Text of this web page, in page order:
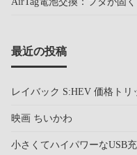
最近の投稿
レイバック S:HEV 価格トリ
映画 ちいかわ
小さくてハイパワーなUSB